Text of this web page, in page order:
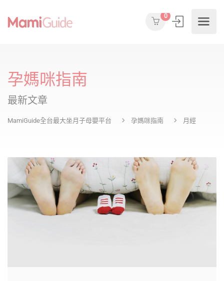
0
孕媽咪指南
最新文章
MamiGuide全台最大坐月子母嬰平台 孕媽咪指南 月經